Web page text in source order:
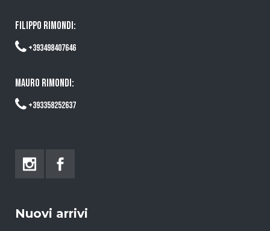
FILIPPO RIMONDI:
+393498407646
MAURO RIMONDI:
+393358252637
Nuovi arrivi